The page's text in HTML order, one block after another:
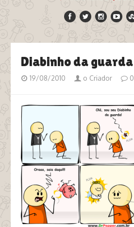
Diabinho da guarda
19/08/2010 o Criador 0